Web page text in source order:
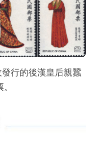
行的後漢皇后親蠶